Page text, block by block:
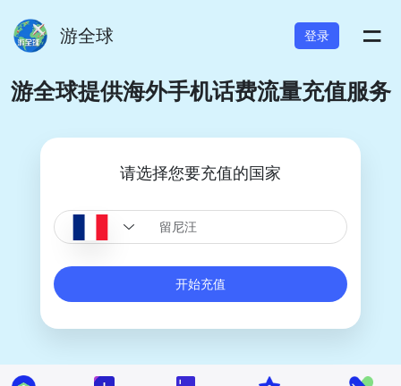
游全球 登录 =
游全球提供海外手机话费流量充值服务
请选择您要充值的国家
开始充值